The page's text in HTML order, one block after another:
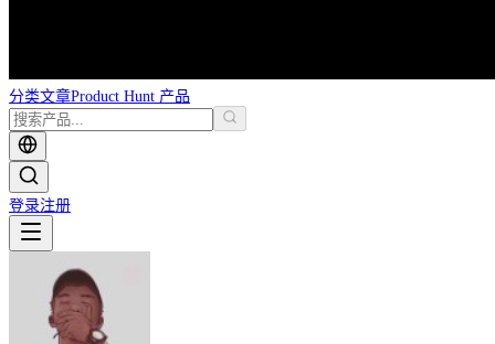
分类文章Product Hunt 产品
登录注册